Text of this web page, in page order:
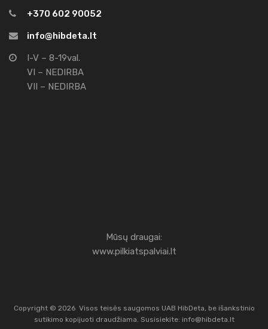
+370 602 90052
info@hibdeta.lt
I-V – 8-19val.
VI – NEDIRBA
VII – NEDIRBA
Mūsų draugai:
www.pilkiatspalviai.lt
Copyright © 2026 Visos teisės saugomos UAB HibDeta, be išankstinio
sutikimo kopijuoti draudžiama. Susisiekite: info@hibdeta.lt